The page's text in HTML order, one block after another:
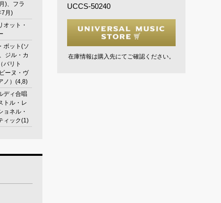
)、フラ
7月)
オット・
ボット(ソ
ジル・カ
バリト
ーヌ・ヴ
ノ）(4,8)
ディ合唱
トル・レ
ョネル・
ィック(1)
UCCS-50240
在庫情報は購入先にてご確認ください。